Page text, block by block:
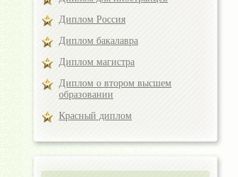
Диплом Россия
Диплом бакалавра
Диплом магистра
Диплом о втором высшем
образовании
Красный диплом